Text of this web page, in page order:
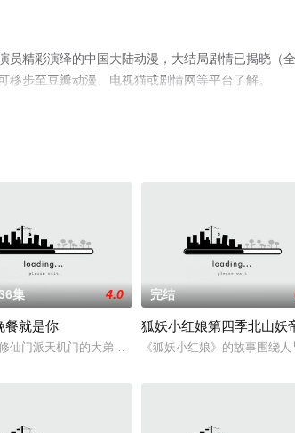
精彩演绎的中国大陆动漫，大结局剧情已揭晓（
步至豆瓣动漫、电视猫或剧情网等平台了解。
集 4.0
餐就是你
仙门派天机门的大弟子，天赋异禀却不好好修仙，一
完结
狐妖小红娘第四季北山妖
《狐妖小红娘》的故事围绕